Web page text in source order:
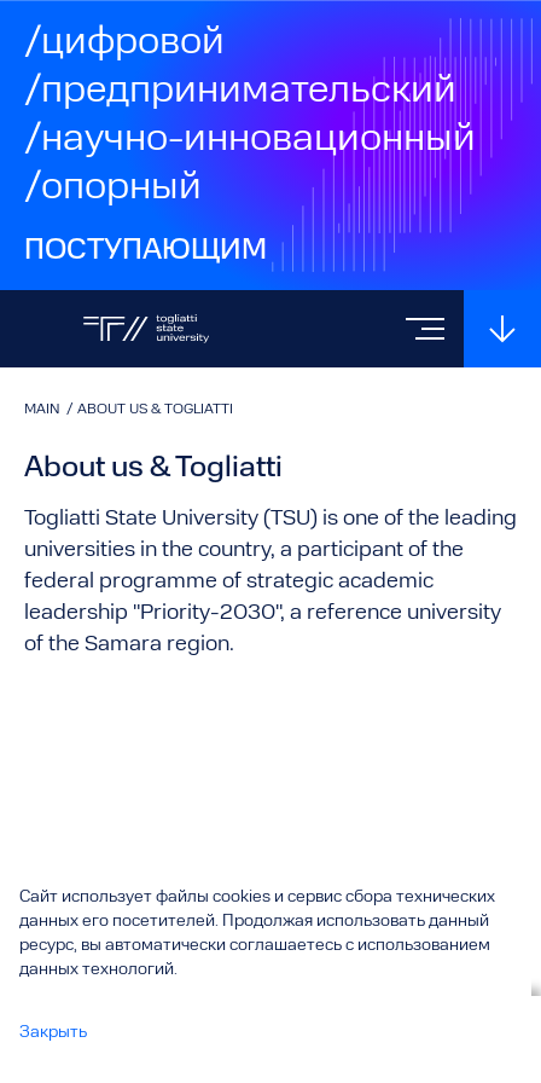
/цифровой
/предпринимательский
/научно-инновационный
/опорный
ПОСТУПАЮЩИМ
MAIN / ABOUT US & TOGLIATTI
About us & Togliatti
Вы смотрите
Togliatti State University (TSU) is one of the leading
universities in the country, a participant of the
federal programme of strategic academic
leadership "Priority-2030", a reference university
of the Samara region.
Сайт использует файлы cookies и сервис сбора технических
данных его посетителей. Продолжая использовать данный
ресурс, вы автоматически соглашаетесь с использованием
данных технологий.
Закрыть